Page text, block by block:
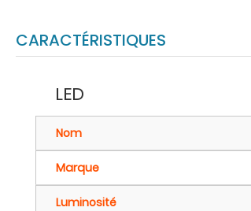
CARACTÉRISTIQUES
LED
Nom
Marque
Luminosité